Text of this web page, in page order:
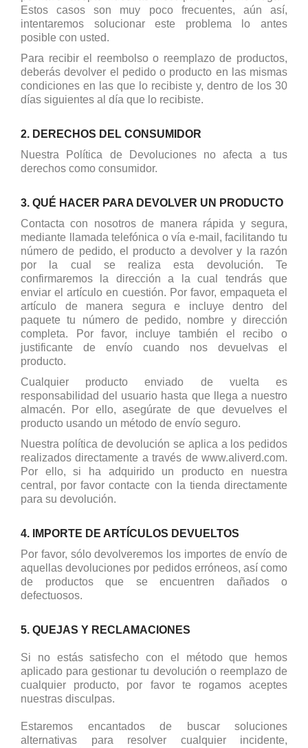
Estos casos son muy poco frecuentes, aún así,
intentaremos solucionar este problema lo antes
posible con usted.
Para recibir el reembolso o reemplazo de productos,
deberás devolver el pedido o producto en las mismas
condiciones en las que lo recibiste y, dentro de los 30
días siguientes al día que lo recibiste.
2. DERECHOS DEL CONSUMIDOR
Nuestra Política de Devoluciones no afecta a tus
derechos como consumidor.
3. QUÉ HACER PARA DEVOLVER UN PRODUCTO
Contacta con nosotros de manera rápida y segura,
mediante llamada telefónica o vía e-mail, facilitando tu
número de pedido, el producto a devolver y la razón
por la cual se realiza esta devolución. Te
confirmaremos la dirección a la cual tendrás que
enviar el artículo en cuestión. Por favor, empaqueta el
artículo de manera segura e incluye dentro del
paquete tu número de pedido, nombre y dirección
completa. Por favor, incluye también el recibo o
justificante de envío cuando nos devuelvas el
producto.
Cualquier producto enviado de vuelta es
responsabilidad del usuario hasta que llega a nuestro
almacén. Por ello, asegúrate de que devuelves el
producto usando un método de envío seguro.
Nuestra política de devolución se aplica a los pedidos
realizados directamente a través de www.aliverd.com.
Por ello, si ha adquirido un producto en nuestra
central, por favor contacte con la tienda directamente
para su devolución.
4. IMPORTE DE ARTÍCULOS DEVUELTOS
Por favor, sólo devolveremos los importes de envío de
aquellas devoluciones por pedidos erróneos, así como
de productos que se encuentren dañados o
defectuosos.
5. QUEJAS Y RECLAMACIONES
Si no estás satisfecho con el método que hemos
aplicado para gestionar tu devolución o reemplazo de
cualquier producto, por favor te rogamos aceptes
nuestras disculpas.
Estaremos encantados de buscar soluciones
alternativas para resolver cualquier incidente,